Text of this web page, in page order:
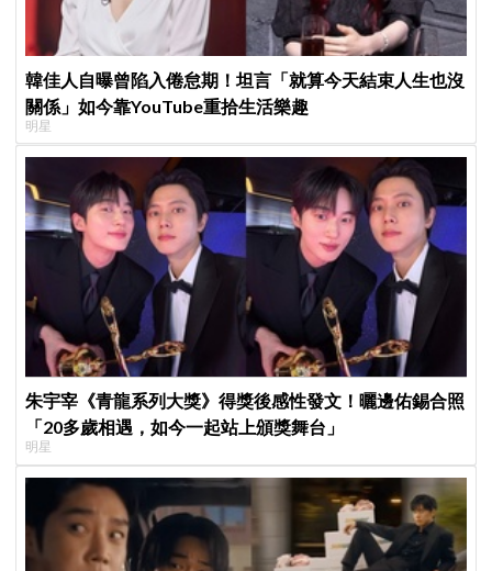
韓佳人自曝曾陷入倦怠期！坦言「就算今天結束人生也沒
關係」如今靠YouTube重拾生活樂趣
明星
朱宇宰《青龍系列大獎》得獎後感性發文！曬邊佑錫合照
「20多歲相遇，如今一起站上頒獎舞台」
明星